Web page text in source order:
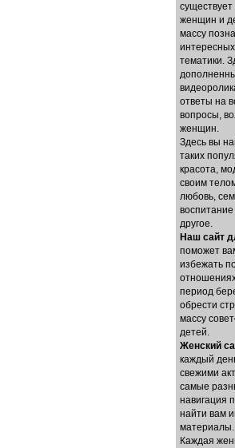
женщин и
массу
тематики.
ответы на
вопросы,
женщин.
Здесь вы
таких
красота,
своим
любовь,
другое.
Наш сайт
поможет
избежать
период
обрести
массу
детей.
Женский
каждый
свежими
самые
навигация
найти вам
материалы.
Каждая